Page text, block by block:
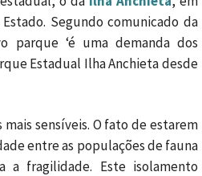
Segundo comunicado da
parque ‘é uma demanda dos
Estadual Ilha Anchieta desde
sensíveis. O fato de estarem
entre as populações de fauna
a fragilidade. Este isolamento